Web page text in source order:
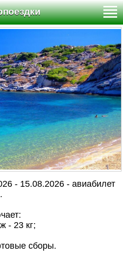
- 15.08.2026 - авиабилет
- 23 кг;
сборы.